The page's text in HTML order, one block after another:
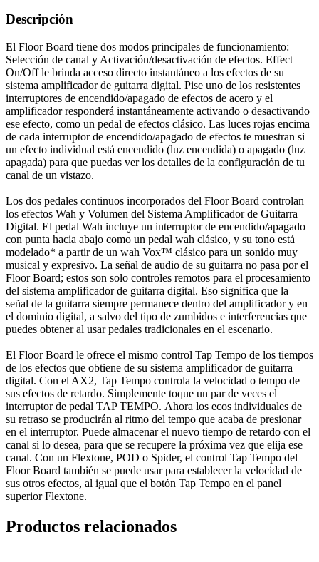
Descripción
El Floor Board tiene dos modos principales de funcionamiento:
Selección de canal y Activación/desactivación de efectos. Effect
On/Off le brinda acceso directo instantáneo a los efectos de su
sistema amplificador de guitarra digital. Pise uno de los resistentes
interruptores de encendido/apagado de efectos de acero y el
amplificador responderá instantáneamente activando o desactivando
ese efecto, como un pedal de efectos clásico. Las luces rojas encima
de cada interruptor de encendido/apagado de efectos te muestran si
un efecto individual está encendido (luz encendida) o apagado (luz
apagada) para que puedas ver los detalles de la configuración de tu
canal de un vistazo.
Los dos pedales continuos incorporados del Floor Board controlan
los efectos Wah y Volumen del Sistema Amplificador de Guitarra
Digital. El pedal Wah incluye un interruptor de encendido/apagado
con punta hacia abajo como un pedal wah clásico, y su tono está
modelado* a partir de un wah Vox™ clásico para un sonido muy
musical y expresivo. La señal de audio de su guitarra no pasa por el
Floor Board; estos son solo controles remotos para el procesamiento
del sistema amplificador de guitarra digital. Eso significa que la
señal de la guitarra siempre permanece dentro del amplificador y en
el dominio digital, a salvo del tipo de zumbidos e interferencias que
puedes obtener al usar pedales tradicionales en el escenario.
El Floor Board le ofrece el mismo control Tap Tempo de los tiempos
de los efectos que obtiene de su sistema amplificador de guitarra
digital. Con el AX2, Tap Tempo controla la velocidad o tempo de
sus efectos de retardo. Simplemente toque un par de veces el
interruptor de pedal TAP TEMPO. Ahora los ecos individuales de
su retraso se producirán al ritmo del tempo que acaba de presionar
en el interruptor. Puede almacenar el nuevo tiempo de retardo con el
canal si lo desea, para que se recupere la próxima vez que elija ese
canal. Con un Flextone, POD o Spider, el control Tap Tempo del
Floor Board también se puede usar para establecer la velocidad de
sus otros efectos, al igual que el botón Tap Tempo en el panel
superior Flextone.
Productos relacionados